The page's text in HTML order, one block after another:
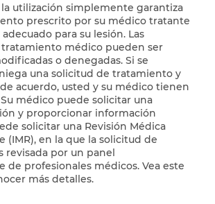
la utilización simplemente garantiza
prescrito por su médico tratante
para su lesión. Las
médico pueden ser
o denegadas. Si se
una solicitud de tratamiento y
acuerdo, usted y su médico tienen
médico puede solicitar una
y proporcionar información
solicitar una Revisión Médica
(IMR), en la que la solicitud de
revisada por un panel
de profesionales médicos. Vea este
más detalles.